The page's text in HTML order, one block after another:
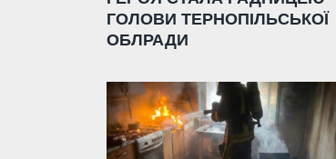
ГОЛОВИ ТЕРНОПІЛЬСЬКОЇ
ОБЛРАДИ